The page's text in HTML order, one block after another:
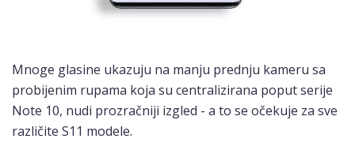
Mnoge glasine ukazuju na manju prednju kameru sa
probijenim rupama koja su centralizirana poput serije
Note 10, nudi prozračniji izgled - a to se očekuje za sve
različite S11 modele.